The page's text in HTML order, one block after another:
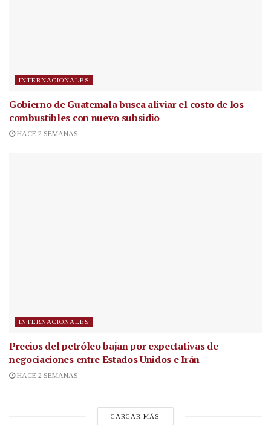
INTERNACIONALES
Gobierno de Guatemala busca aliviar el costo de los
combustibles con nuevo subsidio
HACE 2 SEMANAS
INTERNACIONALES
Precios del petróleo bajan por expectativas de
negociaciones entre Estados Unidos e Irán
HACE 2 SEMANAS
CARGAR MÁS